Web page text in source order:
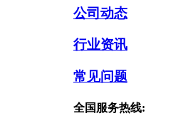
公司动态
行业资讯
常见问题
全国服务热线: